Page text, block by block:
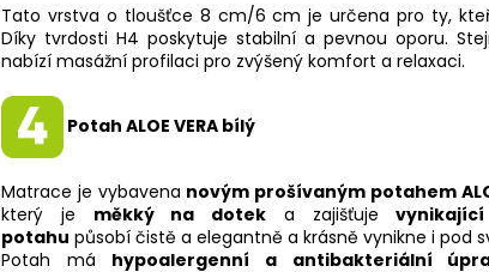
Tato vrstva o tloušťce 8 cm/6 cm je určena pro ty,
Díky tvrdosti H4 poskytuje stabilní a pevnou oporu.
nabízí masážní profilaci pro zvýšený komfort a relaxaci.
Potah ALOE VERA bílý
Matrace je vybavena novým prošívaným potahem
který je měkký na dotek a zajišťuje
potahu působí čistě a elegantně a krásně vynikne i pod
Potah má hypoalergenní a antibakteriální